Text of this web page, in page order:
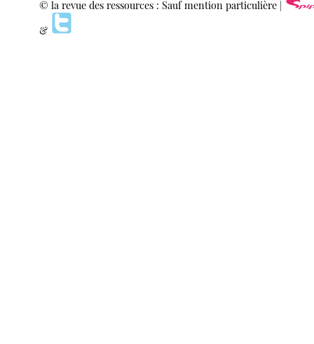
© la revue des ressources : Sauf mention particulière |
&